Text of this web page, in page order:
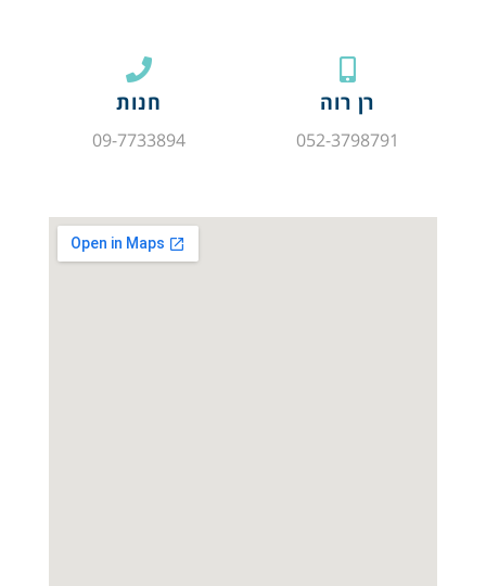
רן רוה
052-3798791
חנות
09-7733894